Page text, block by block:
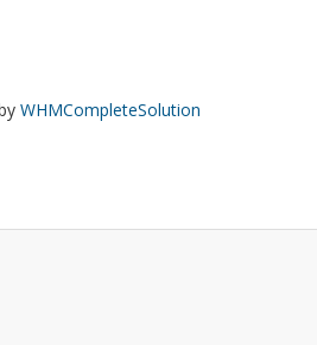
WHMCompleteSolution